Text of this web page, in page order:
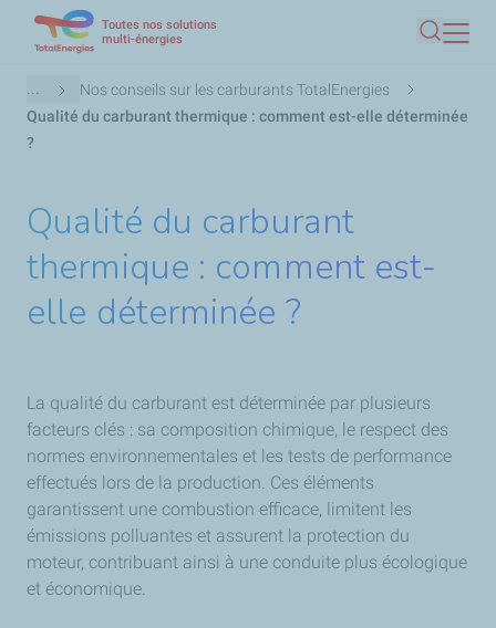
contenu
principal
Toutes nos solutions
multi-énergies
Fil
d'Ariane
...
Nos conseils sur les carburants TotalEnergies
Qualité du carburant thermique : comment est-elle déterminée
?
Qualité du carburant
thermique : comment est-
elle déterminée ?
La qualité du carburant est déterminée par plusieurs
facteurs clés : sa composition chimique, le respect des
normes environnementales et les tests de performance
effectués lors de la production. Ces éléments
garantissent une combustion efficace, limitent les
émissions polluantes et assurent la protection du
moteur, contribuant ainsi à une conduite plus écologique
et économique.